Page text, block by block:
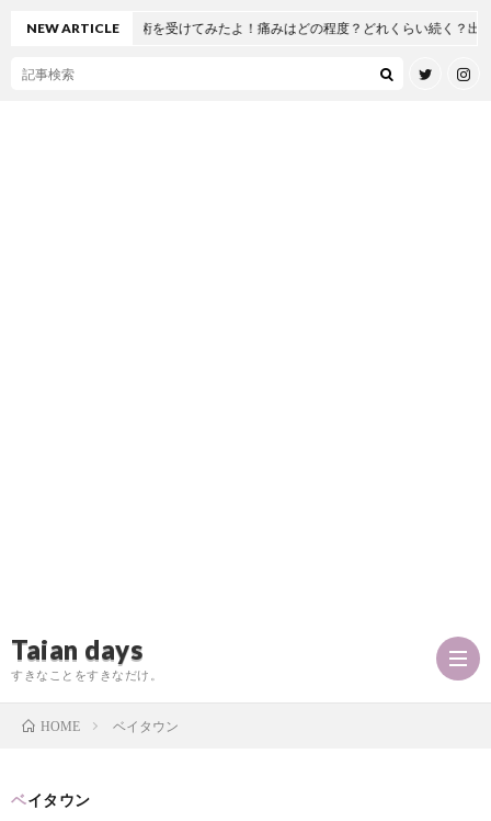
Taian days
すきなことをすきなだけ。
NEW ARTICLE
工股関節置換術を受けてみたよ！痛みはどの程度？どれくらい続く？出産とどっ
HOME ベイタウン
ベイタウン